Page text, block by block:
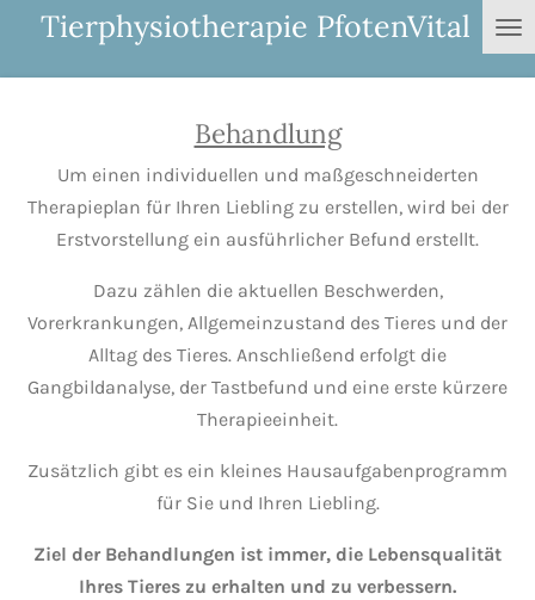
ZumTierphysiotherapie PfotenVital
Behandlung
Um einen individuellen und maßgeschneiderten
Therapieplan für Ihren Liebling zu erstellen, wird bei der
Erstvorstellung ein ausführlicher Befund erstellt.
Dazu zählen die aktuellen Beschwerden,
Vorerkrankungen, Allgemeinzustand des Tieres und der
Alltag des Tieres. Anschließend erfolgt die
Gangbildanalyse, der Tastbefund und eine erste kürzere
Therapieeinheit.
Zusätzlich gibt es ein kleines Hausaufgabenprogramm
für Sie und Ihren Liebling.
Ziel der Behandlungen ist immer, die Lebensqualität
Ihres Tieres zu erhalten und zu verbessern.